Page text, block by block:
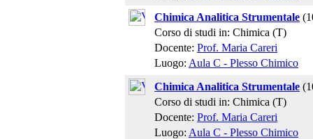
Chimica Analitica Strumentale
Corso di studi in: Chimica (T)
Docente: Prof. Maria Careri
Luogo: Aula C - Plesso Chimico
Chimica Analitica Strumentale
Corso di studi in: Chimica (T)
Docente: Prof. Maria Careri
Luogo: Aula C - Plesso Chimico